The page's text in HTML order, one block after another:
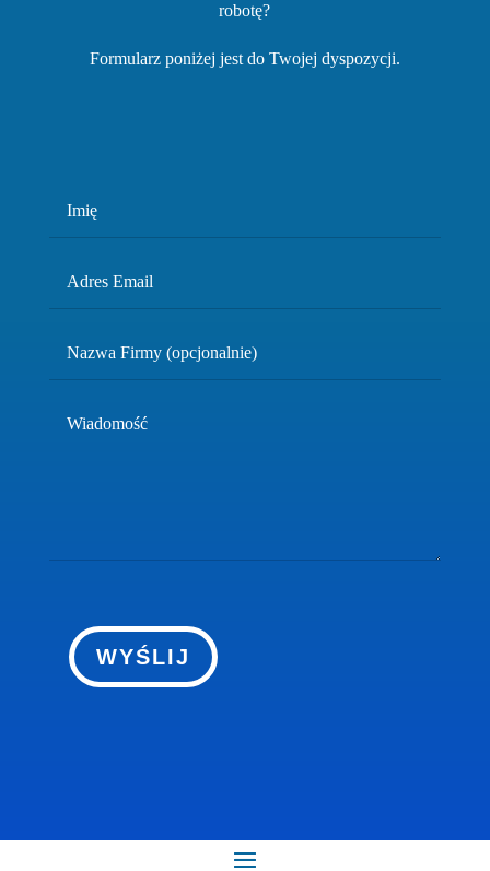
robotę?
Formularz poniżej jest do Twojej dyspozycji.
WYŚLIJ